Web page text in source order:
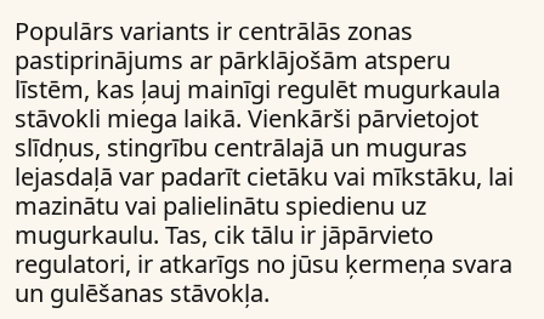
Populārs variants ir centrālās zonas
pastiprinājums ar pārklājošām atsperu
līstēm, kas ļauj mainīgi regulēt mugurkaula
stāvokli miega laikā. Vienkārši pārvietojot
slīdņus, stingrību centrālajā un muguras
lejasdaļā var padarīt cietāku vai mīkstāku, lai
mazinātu vai palielinātu spiedienu uz
mugurkaulu. Tas, cik tālu ir jāpārvieto
regulatori, ir atkarīgs no jūsu ķermeņa svara
un gulēšanas stāvokļa.